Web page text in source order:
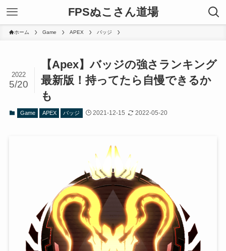
FPSぬこさん道場
ホーム Game APEX バッジ
【Apex】バッジの強さランキング
最新版！持ってたら自慢できるか
も
2022
5/20
Game APEX バッジ 2021-12-15 2022-05-20